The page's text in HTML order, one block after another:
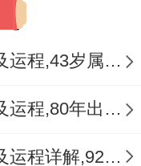
1980年属猴女2023年运势及运程,43岁属猴人2023全年每月运势女性如何
1980年属猴人2023年运势及运程,80年出生的43岁生肖猴2023年每月运势详解
1992年属猴人2024年运势及运程详解,92年出生32岁肖猴人在2024全年每月运势完整版